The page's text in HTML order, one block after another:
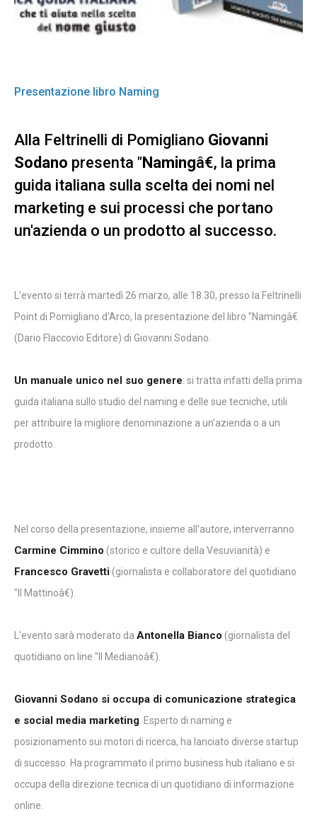
Presentazione libro Naming
Alla Feltrinelli di Pomigliano Giovanni
Sodano presenta "Namingâ€, la prima
guida italiana sulla scelta dei nomi nel
marketing e sui processi che portano
un'azienda o un prodotto al successo.
L'evento si terrà martedì 26 marzo, alle 18.30, presso la Feltrinelli
Point di Pomigliano d'Arco, la presentazione del libro "Namingâ€
(Dario Flaccovio Editore) di Giovanni Sodano.
Un manuale unico nel suo genere: si tratta infatti della prima
guida italiana sullo studio del naming e delle sue tecniche, utili
per attribuire la migliore denominazione a un'azienda o a un
prodotto.
Nel corso della presentazione, insieme all'autore, interverranno
Carmine Cimmino (storico e cultore della Vesuvianità) e
Francesco Gravetti(giornalista e collaboratore del quotidiano
"Il Mattinoâ€).
L'evento sarà moderato da Antonella Bianco (giornalista del
quotidiano on line "Il Medianoâ€).
Giovanni Sodano si occupa di comunicazione strategica
e social media marketing . Esperto di naming e
posizionamento sui motori di ricerca, ha lanciato diverse startup
di successo. Ha programmato il primo business hub italiano e si
occupa della direzione tecnica di un quotidiano di informazione
online.